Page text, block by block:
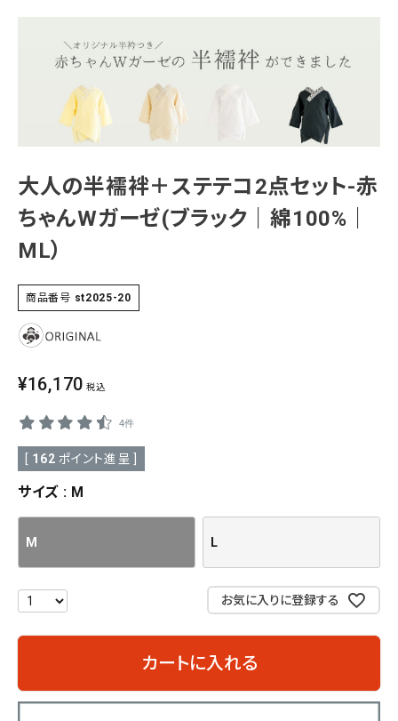
20,000-30,000円 30,000円以上
色から探す
新作・キャンペーン
帯結び動画
キモノ読ミモノ
INFORMATION
大人の半襦袢＋ステテコ2点セット-赤
ちゃんWガーゼ(ブラック｜綿100%｜
ML）
商品番号 st2025-20
¥16,170 税込
4件
162 ポイント進呈 ]
サイズ M
M L
お気に入りに登録する
カートに入れる